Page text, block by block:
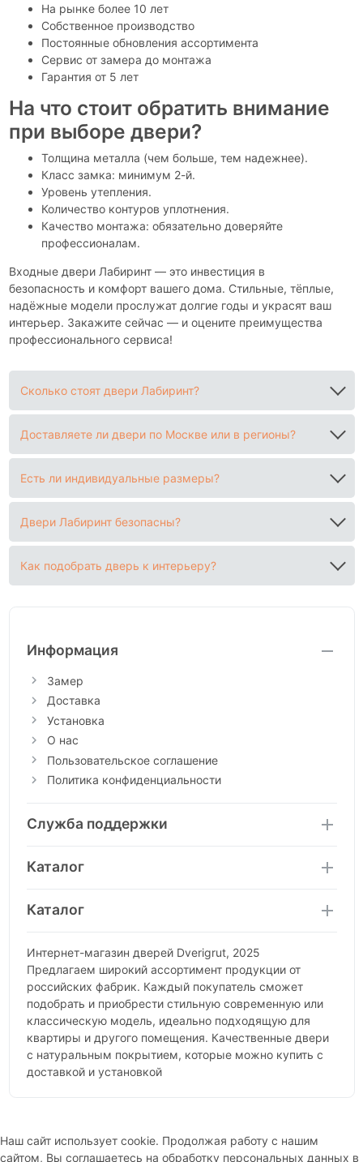
На рынке более 10 лет
Собственное производство
Постоянные обновления ассортимента
Сервис от замера до монтажа
Гарантия от 5 лет
На что стоит обратить внимание
при выборе двери?
Толщина металла (чем больше, тем надежнее).
Класс замка: минимум 2-й.
Уровень утепления.
Количество контуров уплотнения.
Качество монтажа: обязательно доверяйте
профессионалам.
Входные двери Лабиринт — это инвестиция в
безопасность и комфорт вашего дома. Стильные, тёплые,
надёжные модели прослужат долгие годы и украсят ваш
интерьер. Закажите сейчас — и оцените преимущества
профессионального сервиса!
Сколько стоят двери Лабиринт?
Доставляете ли двери по Москве или в регионы?
Есть ли индивидуальные размеры?
Двери Лабиринт безопасны?
Как подобрать дверь к интерьеру?
Информация
Замер
Доставка
Установка
О нас
Пользовательское соглашение
Политика конфиденциальности
Служба поддержки
Каталог
Каталог
Интернет-магазин дверей Dverigrut, 2025
Предлагаем широкий ассортимент продукции от
российских фабрик. Каждый покупатель сможет
подобрать и приобрести стильную современную или
классическую модель, идеально подходящую для
квартиры и другого помещения. Качественные двери
с натуральным покрытием, которые можно купить с
доставкой и установкой
Наш сайт использует cookie. Продолжая работу с нашим
сайтом, Вы соглашаетесь на обработку персональных данных в